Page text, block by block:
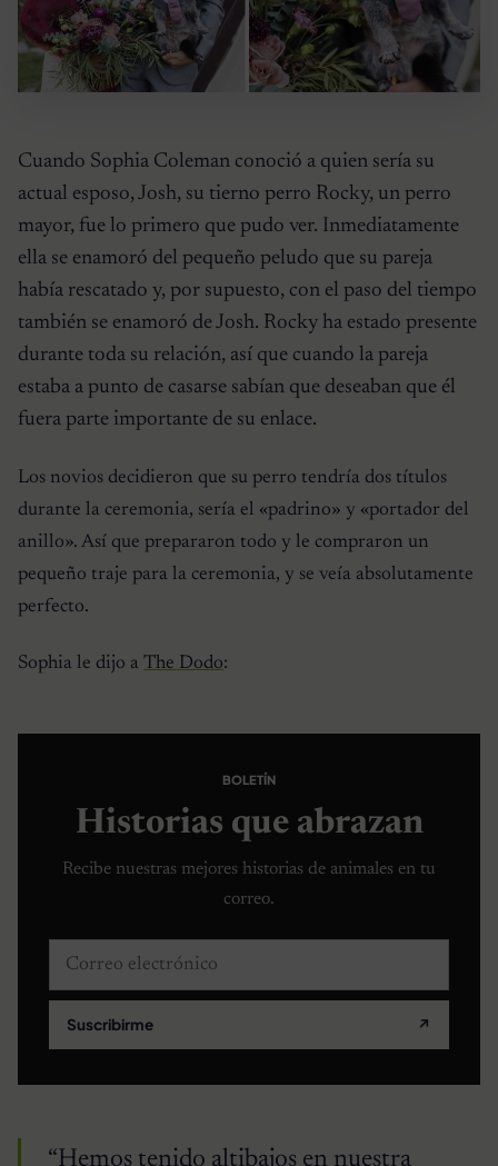
Cuando Sophia Coleman conoció a quien sería su
actual esposo, Josh, su tierno perro Rocky, un perro
mayor, fue lo primero que pudo ver. Inmediatamente
ella se enamoró del pequeño peludo que su pareja
había rescatado y, por supuesto, con el paso del tiempo
también se enamoró de Josh. Rocky ha estado presente
durante toda su relación, así que cuando la pareja
estaba a punto de casarse sabían que deseaban que él
fuera parte importante de su enlace.
Los novios decidieron que su perro tendría dos títulos
durante la ceremonia, sería el «padrino» y «portador del
anillo». Así que prepararon todo y le compraron un
pequeño traje para la ceremonia, y se veía absolutamente
perfecto.
Sophia le dijo a The Dodo:
BOLETÍN
Historias que abrazan
Recibe nuestras mejores historias de animales en tu
correo.
Correo electrónico
Suscribirme ↗
“Hemos tenido altibajos en nuestra